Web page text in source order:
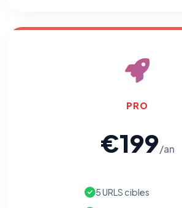
PRO
€199/an
5 URLS cibles